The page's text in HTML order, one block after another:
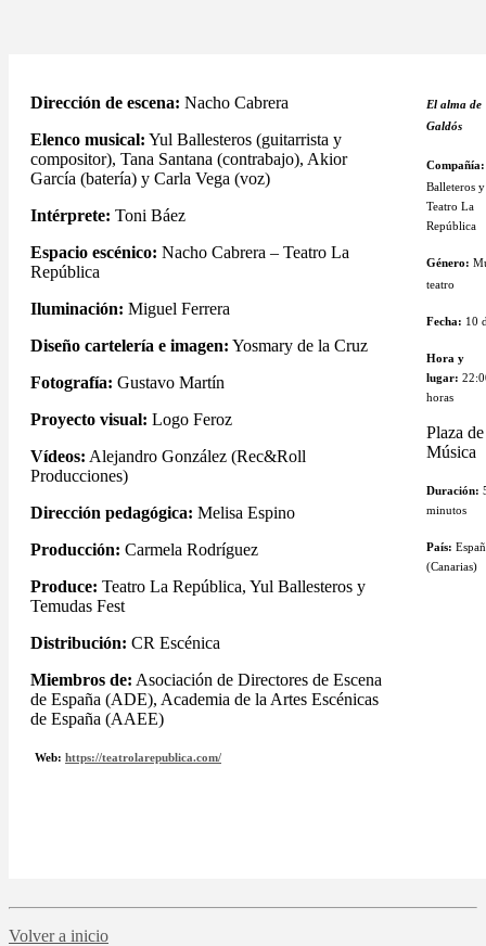
Dirección de escena: Nacho Cabrera
Elenco musical: Yul Ballesteros (guitarrista y
compositor), Tana Santana (contrabajo), Akior
García (batería) y Carla Vega (voz)
Intérprete: Toni Báez
Espacio escénico: Nacho Cabrera – Teatro La
República
Iluminación: Miguel Ferrera
Diseño cartelería e imagen: Yosmary de la Cruz
Fotografía: Gustavo Martín
Proyecto visual: Logo Feroz
Vídeos: Alejandro González (Rec&Roll
Producciones)
Dirección pedagógica: Melisa Espino
Producción: Carmela Rodríguez
Produce: Teatro La República, Yul Ballesteros y
Temudas Fest
Distribución: CR Escénica
Miembros de: Asociación de Directores de Escena
de España (ADE), Academia de la Artes Escénicas
de España (AAEE)
Web: https://teatrolarepublica.com/
El alma de
Galdós
Balleteros y
Teatro La
República
Género:
teatro
Fecha: 10
Hora y
lugar:
horas
Plaza
Música
Duración:
minutos
País:
(Canarias)
Volver a inicio